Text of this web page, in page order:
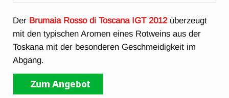
Der Brumaia Rosso di Toscana IGT 2012überzeugt
mit den typischen Aromen eines Rotweins aus der
Toskana mit der besonderen Geschmeidigkeit im
Abgang.